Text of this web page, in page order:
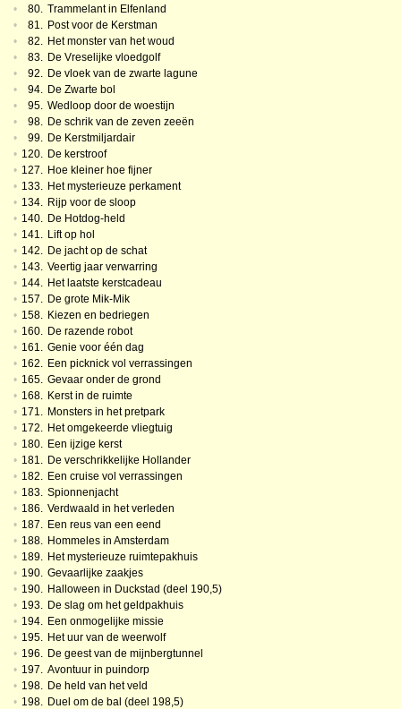
•
80. Trammelant in Elfenland
•
81. Post voor de Kerstman
•
82. Het monster van het woud
•
83. De Vreselijke vloedgolf
•
92. De vloek van de zwarte lagune
•
94. De Zwarte bol
•
95. Wedloop door de woestijn
•
98. De schrik van de zeven zeeën
•
99. De Kerstmiljardair
• 120. De kerstroof
• 127. Hoe kleiner hoe fijner
• 133. Het mysterieuze perkament
• 134. Rijp voor de sloop
• 140. De Hotdog-held
• 141. Lift op hol
• 142. De jacht op de schat
• 143. Veertig jaar verwarring
• 144. Het laatste kerstcadeau
• 157. De grote Mik-Mik
• 158. Kiezen en bedriegen
• 160. De razende robot
• 161. Genie voor één dag
• 162. Een picknick vol verrassingen
• 165. Gevaar onder de grond
• 168. Kerst in de ruimte
• 171. Monsters in het pretpark
• 172. Het omgekeerde vliegtuig
• 180. Een ijzige kerst
• 181. De verschrikkelijke Hollander
• 182. Een cruise vol verrassingen
• 183. Spionnenjacht
• 186. Verdwaald in het verleden
• 187. Een reus van een eend
• 188. Hommeles in Amsterdam
• 189. Het mysterieuze ruimtepakhuis
• 190. Gevaarlijke zaakjes
• 190. Halloween in Duckstad (deel 190,5)
• 193. De slag om het geldpakhuis
• 194. Een onmogelijke missie
• 195. Het uur van de weerwolf
• 196. De geest van de mijnbergtunnel
• 197. Avontuur in puindorp
• 198. De held van het veld
• 198. Duel om de bal (deel 198,5)